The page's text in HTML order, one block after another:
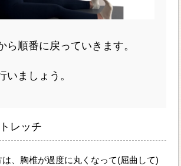
順番に戻っていきます。
ましょう。
レッチ
、胸椎が過度に丸くなって(屈曲して)